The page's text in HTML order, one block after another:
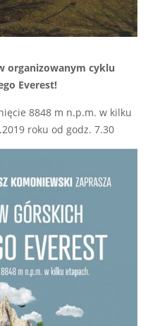
organizowanym cyklu
Everest!
8848 m n.p.m. w kilku
roku od godz. 7.30